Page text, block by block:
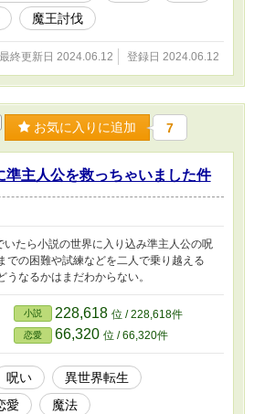
魔王討伐
最終更新日 2024.06.12 登録日 2024.06.12
お気に入りに追加 7
準主人公を救っちゃいました件
たら小説の世界に入り込み準主人公の呪
の困難や試練などを二人で乗り越える
なるかはまだわからない。
小説 228,618 位 / 228,618件
恋愛 66,320 位 / 66,320件
呪い
異世界転生
愛 魔法